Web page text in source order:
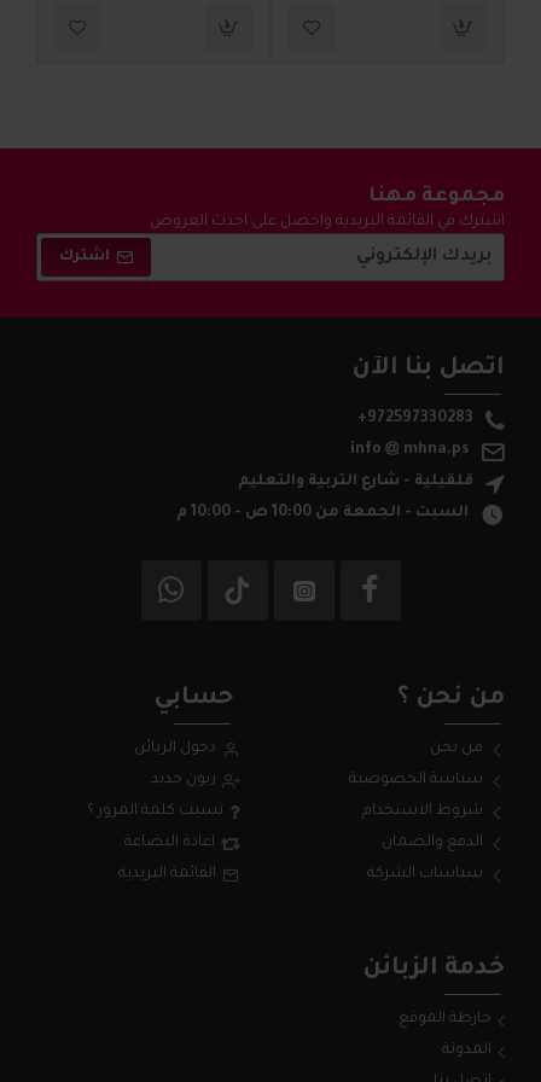
مجموعة مهنا
اشترك في القائمة البريدية واحصل على احدث العروض
والتخفيضات !
اشترك
اتصل بنا الآن
+972597330283
info
mhna.ps
قلقيلية - شارع التربية والتعليم
السبت - الجمعة من 10:00 ص - 10:00 م
من نحن ؟
من نحن
سياسة الخصوصية
شروط الاستخدام
الدفع والضمان
سياسات الشركة
حسابي
دخول الزبائن
زبون جديد
نسيت كلمة المرور ؟
اعادة البضاعة
القائمة البريدية
خدمة الزبائن
خارطة الموقع
المدونة